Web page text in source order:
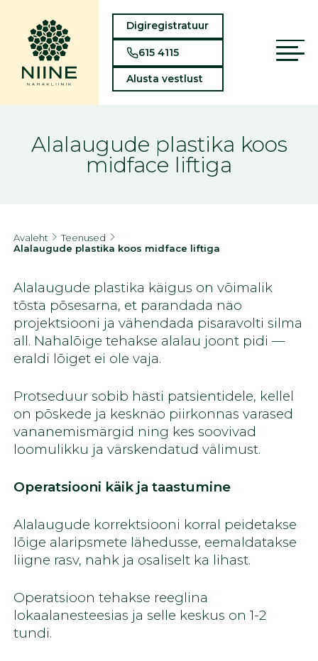
Digiregistratuur
615 4115
Alusta vestlust
Alalaugude plastika koos
midface liftiga
Avaleht
Teenused
Alalaugude plastika koos midface liftiga
Alalaugude plastika käigus on võimalik
tõsta põsesarna, et parandada näo
projektsiooni ja vähendada pisaravolti silma
all. Nahalõige tehakse alalau joont pidi —
eraldi lõiget ei ole vaja.
Protseduur sobib hästi patsientidele, kellel
on põskede ja kesknäo piirkonnas varased
vananemismärgid ning kes soovivad
loomulikku ja värskendatud välimust.
Operatsiooni käik ja taastumine
Alalaugude korrektsiooni korral peidetakse
lõige alaripsmete lähedusse, eemaldatakse
liigne rasv, nahk ja osaliselt ka lihast.
Operatsioon tehakse reeglina
lokaalanesteesias ja selle keskus on 1-2
tundi.